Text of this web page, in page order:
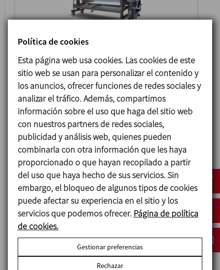
AM
FILTRO PRENSA
FILTROS ROTATIVOS BAJO VACÍO
Política de cookies
Esta página web usa cookies. Las cookies de este
sitio web se usan para personalizar el contenido y
los anuncios, ofrecer funciones de redes sociales y
analizar el tráfico. Además, compartimos
información sobre el uso que haga del sitio web
con nuestros partners de redes sociales,
publicidad y análisis web, quienes pueden
combinarla con otra información que les haya
proporcionado o que hayan recopilado a partir
del uso que haya hecho de sus servicios. Sin
embargo, el bloqueo de algunos tipos de cookies
puede afectar su experiencia en el sitio y los
servicios que podemos ofrecer. Página de política
de cookies.
Gestionar preferencias
Rechazar